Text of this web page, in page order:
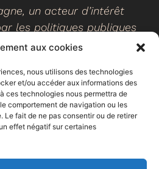
aux cookies
nous utilisons des technologies
et/ou accéder aux informations des
ces technologies nous permettra de
comportement de navigation ou les
Le fait de ne pas consentir ou de retirer
effet négatif sur certaines
un acteur d’intérêt
les politiques publiques
-Site web réalisé par Ethicweb
légales